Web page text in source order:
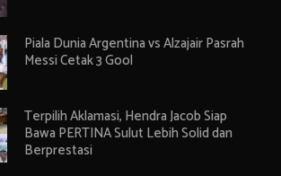
Piala Dunia Argentina vs Alzajair Pasrah
Messi Cetak 3 Gool
Terpilih Aklamasi, Hendra Jacob Siap
Bawa PERTINA Sulut Lebih Solid dan
Berprestasi